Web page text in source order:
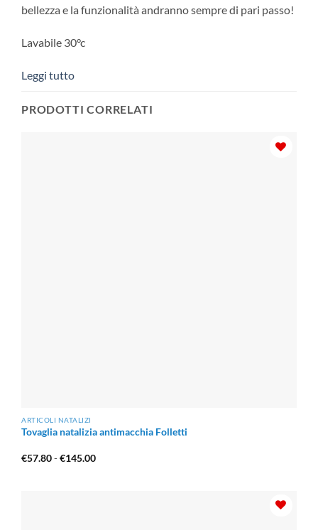
bellezza e la funzionalità andranno sempre di pari passo!
Lavabile 30°c
Leggi tutto
PRODOTTI CORRELATI
ARTICOLI NATALIZI
Tovaglia natalizia antimacchia Folletti
€57.80-€145.00Fascia